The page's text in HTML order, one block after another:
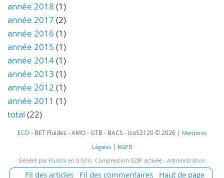
année 2018 (1)
année 2017 (2)
année 2016 (1)
année 2015 (1)
année 2014(1)
année 2013 (1)
année 2012 (1)
année 2011 (1)
total (22)
ECD - BET Fluides - AMO - GTB - BACS - Iso52120 © 2026 | Mentions
Légales| RGPD
Généré par PluXml en 0.031s Compression GZIP activée - Administration
Fil des articles Fil des commentaires Haut de page